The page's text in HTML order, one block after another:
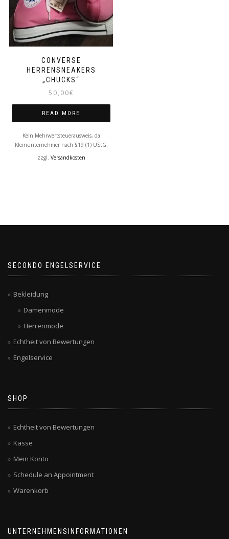
CONVERSE
HERRENSNEAKERS
„CHUCKS“
50,00€
READ MORE
Kein Mehrwertsteuerausweis, da
Kleinunternehmer nach §19 (1) UStG.
zzgl. Versandkosten
SECONDO ENGELSERVICE
Bekleidung
Damenmode
Herrenmode
Echtheit von Bewertungen
Engelservice
SHOP
Echtheit von Bewertungen
Kasse
Mein Konto
Schedule an Appointment
Warenkorb
UNTERNEHMENSINFORMATIONEN